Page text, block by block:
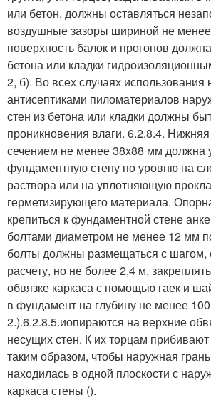
или бетон, должны оставляться
воздушные зазоры шириной не
поверхность балок и прогонов
бетона или кладки
2, б). Во всех случаях
антисептиками пиломатериалов
стен из бетона или кладки должны
проникновения влаги. 6.2.8.4.
сечением не менее 38x88 мм должна
фундаментную стену по уровню на
раствора или на уплотняющую
герметизирующего материала.
крепиться к фундаментной стене
болтами диаметром не менее 12 мм
болты должны размещаться с
расчету, но не более 2,4 м,
обвязке каркаса с помощью гаек и
в фундамент на глубину не менее
2.).6.2.8.5.иопираются на верхние
несущих стен. К их торцам
таким образом, чтобы наружная
находилась в одной плоскости с
каркаса стены ().